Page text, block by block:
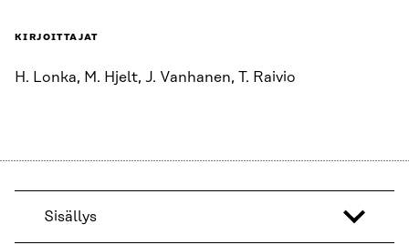
KIRJOITTAJAT
H. Lonka, M. Hjelt, J. Vanhanen, T. Raivio
Sisällys